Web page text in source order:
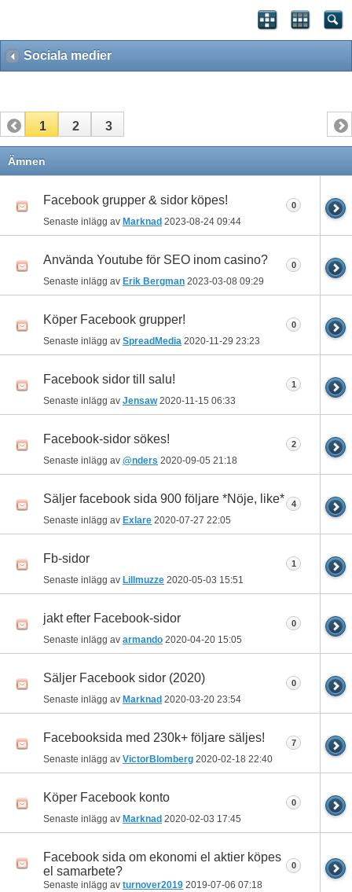
Sociala medier
1 2 3
Ämnen
Facebook grupper & sidor köpes!
Senaste inlägg av Marknad 2023-08-24 09:44
0
Använda Youtube för SEO inom casino?
Senaste inlägg av Erik Bergman 2023-03-08 09:29
0
Köper Facebook grupper!
Senaste inlägg av SpreadMedia 2020-11-29 23:23
0
Facebook sidor till salu!
Senaste inlägg av Jensaw2020-11-15 06:33
1
Facebook-sidor sökes!
Senaste inlägg av @nders 2020-09-05 21:18
2
Säljer facebook sida 900 följare *Nöje, like*
Senaste inlägg av Exlare 2020-07-27 22:05
4
Fb-sidor
Senaste inlägg av Lillmuzze 2020-05-03 15:51
1
jakt efter Facebook-sidor
Senaste inlägg av armando 2020-04-20 15:05
0
Säljer Facebook sidor (2020)
Senaste inlägg av Marknad 2020-03-20 23:54
0
Facebooksida med 230k+ följare säljes!
Senaste inlägg av VictorBlomberg 2020-02-18 22:40
7
Köper Facebook konto
Senaste inlägg av Marknad 2020-02-03 17:45
0
Facebook sida om ekonomi el aktier köpes
el samarbete?
Senaste inlägg av turnover2019 2019-07-06 07:18
0